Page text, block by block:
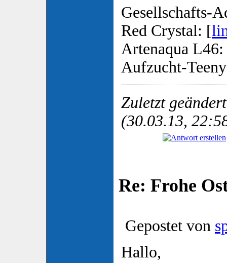
Gesellschafts-
Red Crystal: [
Artenaqua
Aufzucht-
Zuletzt
(30.03.13,
Re: Frohe
Gepostet von
Hallo,